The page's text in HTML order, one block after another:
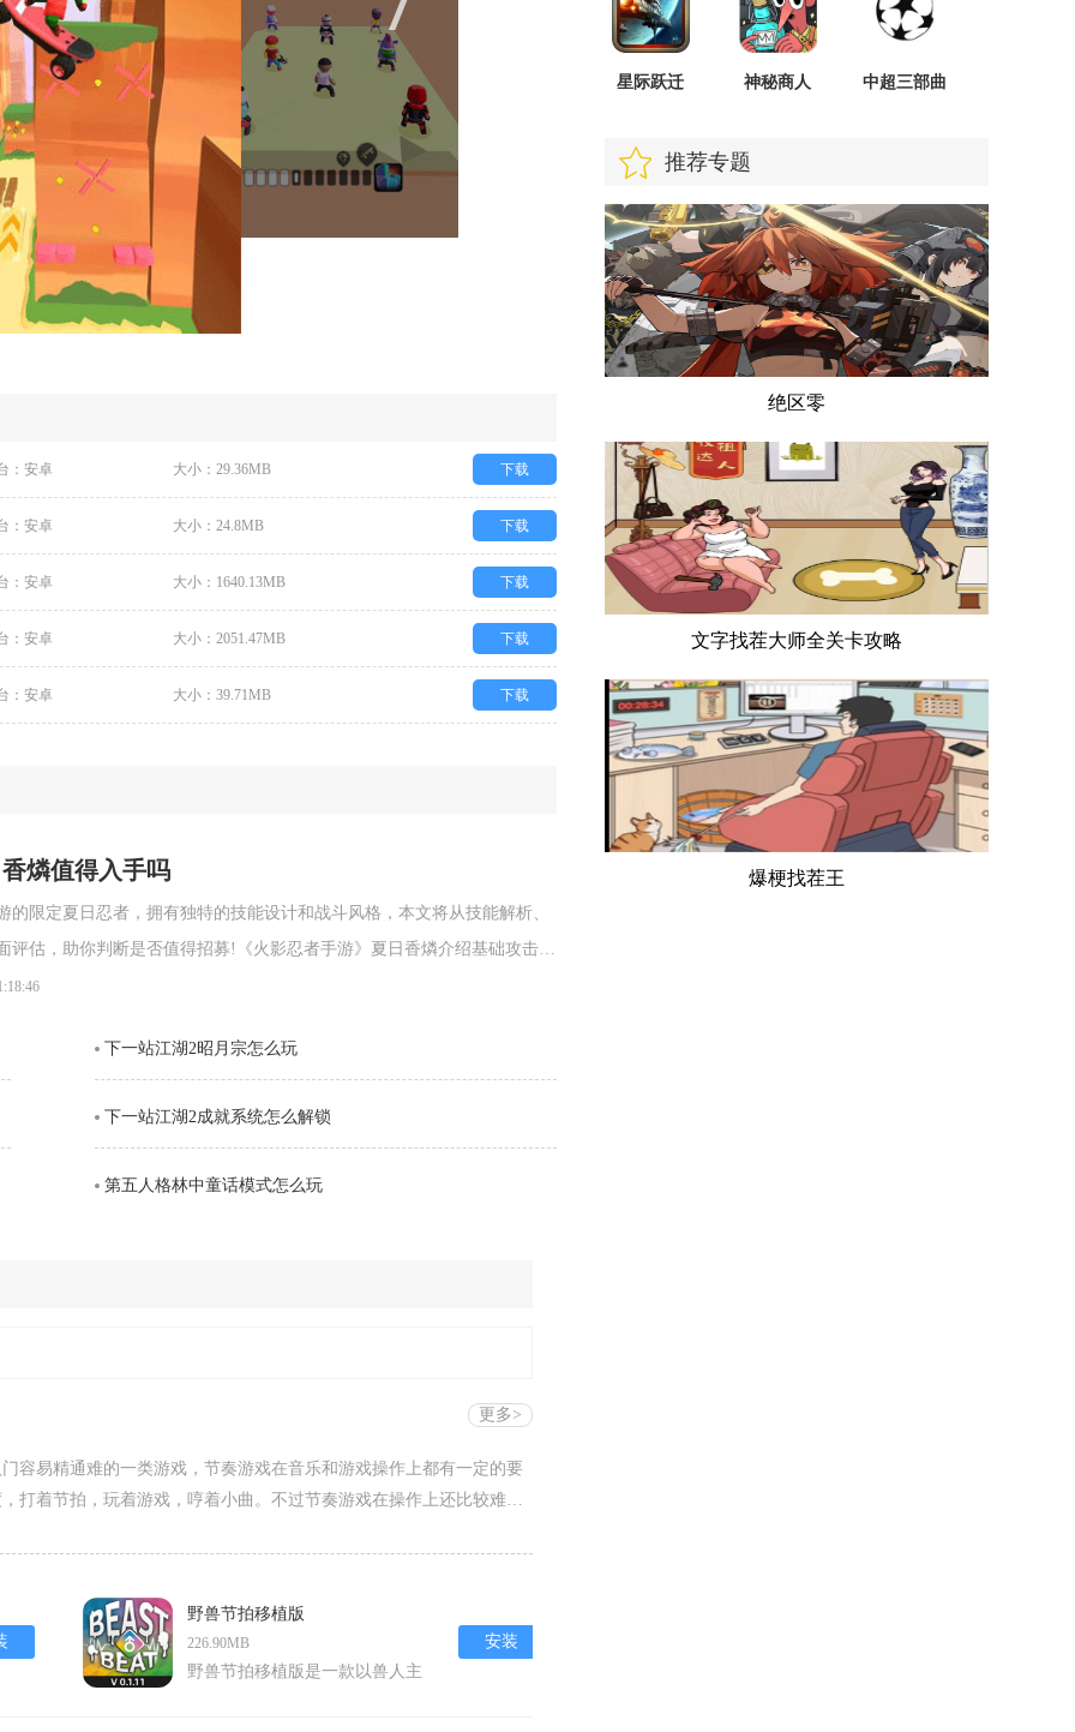
：安卓 大小：29.36MB 下载
：安卓 大小：24.8MB 下载
：安卓 大小：1640.13MB 下载
：安卓 大小：2051.47MB 下载
：安卓 大小：39.71MB 下载
燐值得入手吗
的限定夏日忍者，拥有独特的技能设计和战斗风格，本文将从技能解析、
评估，助你判断是否值得招募!《火影忍者手游》夏日香燐介绍基础攻击方
连击。前两段以锁链的上撩与横扫为主，具备良好的起手能力，第三段下
需要注意的是，最后一段下一站江湖2昭月宗怎么玩
下一站江湖2成就系统怎么解锁
第五人格林中童话模式怎么玩
更多>
容易精通难的一类游戏，节奏游戏在音乐和游戏操作上都有一定的要
打着节拍，玩着游戏，哼着小曲。不过节奏游戏在操作上还比较难，
野兽节拍移植版
226.90MB
野兽节拍移植版是一款以兽人主
安装
星际跃迁 神秘商人 中超三部曲
推荐专题
绝区零
文字找茬大师全关卡攻略
爆梗找茬王